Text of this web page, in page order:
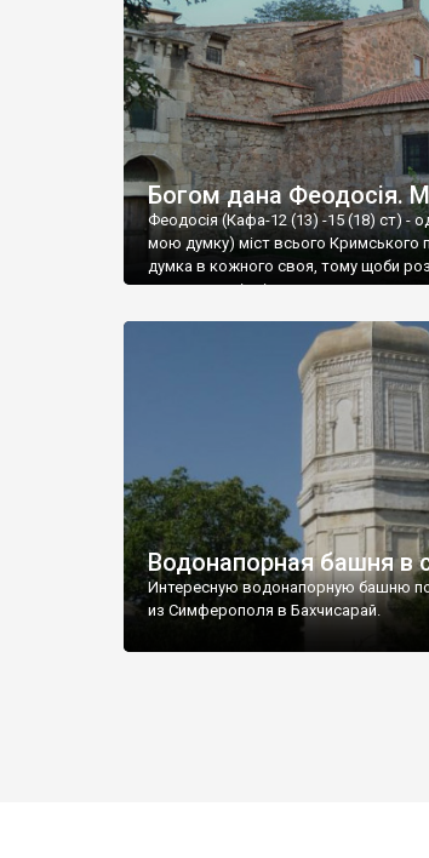
Богом дана Феодосія.
Феодосія (Кафа-12 (13) -15 (18) ст) -
мою думку) міст всього Кримського
думка в кожного своя, тому щоби
запрошую відвідати це
Водонапорная башня в
Интересную водонапорную башню
из Симферополя в Бахчисарай.